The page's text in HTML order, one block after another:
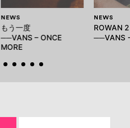
NEWS
もう一度
──VANS – ONCE
MORE
NEWS
ROWAN
──VANS